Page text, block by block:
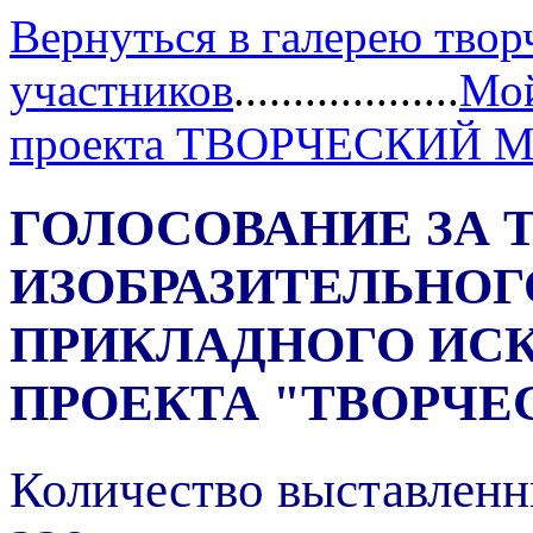
Вернуться в галерею
участников...................
проекта ТВОРЧЕСКИЙ
ГОЛОСОВАНИЕ ЗА
ПРИКЛАДНОГО
ПРОЕКТА
Количество